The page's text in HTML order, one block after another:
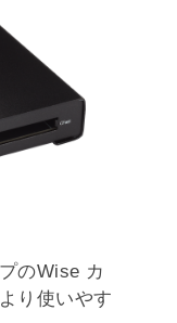
のWise カ
り使いやす